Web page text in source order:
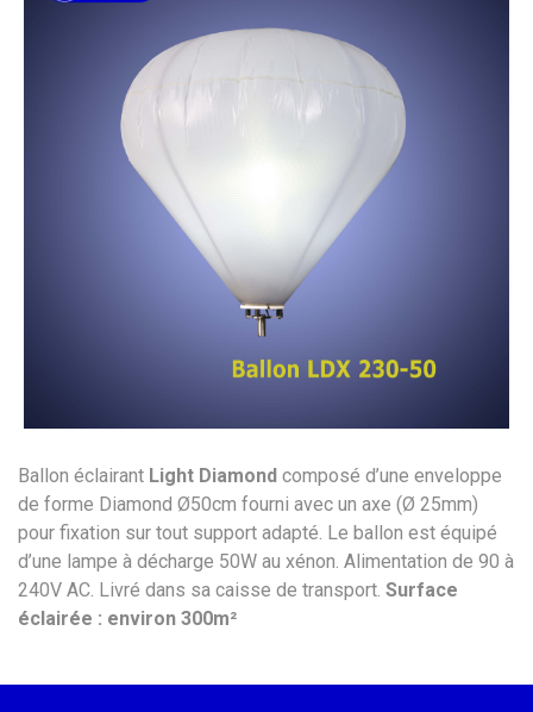
Ballon éclairant Light Diamond composé d’une enveloppe
de forme Diamond Ø50cm fourni avec un axe (Ø 25mm)
pour fixation sur tout support adapté. Le ballon est équipé
d’une lampe à décharge 50W au xénon. Alimentation de 90 à
240V AC. Livré dans sa caisse de transport. Surface
éclairée : environ 300m²